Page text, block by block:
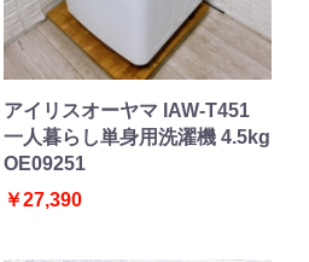
アイリスオーヤマ IAW-T451
一人暮らし単身用洗濯機 4.5kg
OE09251
￥27,390